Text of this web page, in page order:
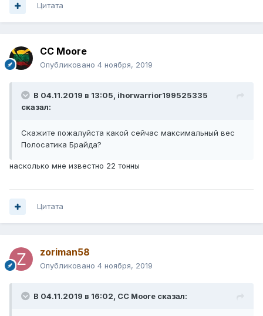
Цитата
CC Moore
Опубликовано 4 ноября, 2019
В 04.11.2019 в 13:05, ihorwarrior199525335
сказал:
Скажите пожалуйста какой сейчас максимальный вес
Полосатика Брайда?
насколько мне известно 22 тонны
Цитата
zoriman58
Опубликовано 4 ноября, 2019
В 04.11.2019 в 16:02, CC Moore сказал: